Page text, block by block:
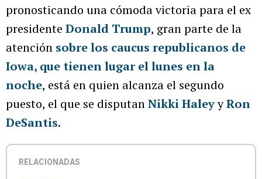
pronosticando una cómoda victoria para el ex
presidente Donald Trump, gran parte de la
atención sobre los caucus republicanos de
Iowa, que tienen lugar el lunes en la
noche, está en quien alcanza el segundo
puesto, el que se disputanNikki HaleyyRon
DeSantis.
RELACIONADAS